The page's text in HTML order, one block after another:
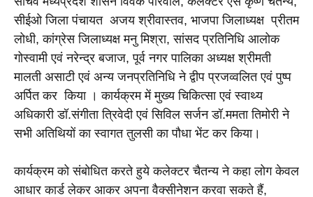
सीईओ जिला पंचायत  अजय श्रीवास्तव, भाजपा जिलाध्यक्ष  प्रीतम
लोधी, कांग्रेस जिलाध्यक्ष मनु मिश्रा, सांसद प्रतिनिधि आलोक
गोस्वामी एवं नरेन्द्र बजाज, पूर्व नगर पालिका अध्यक्ष श्रीमती
मालती असाटी एवं अन्य जनप्रतिनिधि ने द्वीप प्रजव्वलित एवं पुष्प
अर्पित कर  किया । कार्यक्रम में मुख्य चिकित्सा एवं स्वाथ्य
अधिकारी डॉ.संगीता त्रिवेदी एवं सिविल सर्जन डॉ.ममता तिमोरी ने
सभी अतिथियों का स्वागत तुलसी का पौधा भेंट कर किया।
कार्यक्रम को संबोधित करते हुये कलेक्टर चैतन्य ने कहा लोग केवल
आधार कार्ड लेकर आकर अपना वैक्सीनेशन करवा सकते हैं,